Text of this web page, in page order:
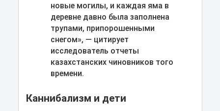
новые могилы, и каждая яма в
деревне давно была заполнена
трупами, припорошенными
снегом», — цитирует
исследователь отчеты
казахстанских чиновников того
времени.
Каннибализм и дети